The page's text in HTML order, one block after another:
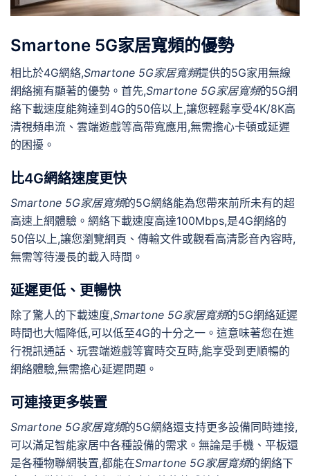
Smartone 5G家居寬頻的優勢
相比於4G網絡,Smartone 5G家居寬頻提供的5G家用無線
網絡擁有顯著的優勢。首先,Smartone 5G家居寬頻的5G網
絡下載速度能夠達到4G的50倍以上,讓您輕鬆享受4K/8K高
清視頻串流、雲端遊戲等高帶寬應用,無需擔心卡頓或延遲
的困擾。
比4G網絡速度更快
Smartone 5G家居寬頻的5G網絡能為您帶來前所未有的超
高速上網體驗。網絡下載速度高達100Mbps,是4G網絡的
50倍以上,讓您瀏覽網頁、傳輸文件或觀看高清影音內容時,
無需等待漫長的載入時間。
延遲更低、更暢快
除了驚人的下載速度,Smartone 5G家居寬頻的5G網絡延遲
時間也大幅降低,可以低至4G的十分之一。這意味著您在進
行視訊通話、玩雲端遊戲等實時交互時,能享受到更順暢的
網絡體驗,無需擔心延遲問題。
可連接更多裝置
Smartone 5G家居寬頻的5G網絡還支持更多設備同時連接,
可以滿足智能家居中各種設備的需求。無論是手機、平板還
是各種物聯網裝置,都能在Smartone 5G家居寬頻的網絡下